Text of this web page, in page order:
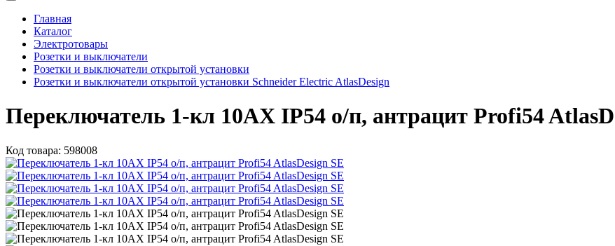
Главная
Каталог
Электротовары
Розетки и выключатели
Розетки и выключатели открытой установки
Розетки и выключатели открытой установки Schneider Electric AtlasDesign
Переключатель 1-кл 10АХ IP54 о/п, антрацит Profi54
Код товара: 598008